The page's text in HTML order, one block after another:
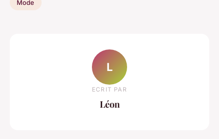
Mode
L
ECRIT PAR
Léon